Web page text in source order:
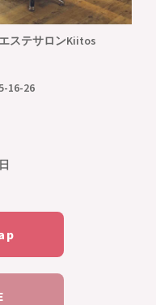
ステサロンKiitos
16-26